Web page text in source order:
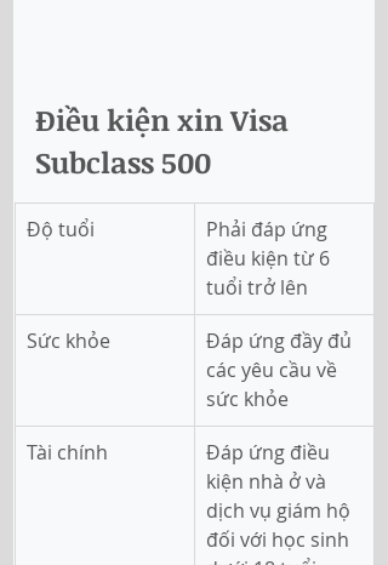
Điều kiện xin Visa
Subclass 500
Độ tuổi
Phải đáp ứng
điều kiện từ 6
tuổi trở lên
Sức khỏe
Đáp ứng đầy đủ
các yêu cầu về
sức khỏe
Tài chính
Đáp ứng điều
kiện nhà ở và
dịch vụ giám hộ
đối với học sinh